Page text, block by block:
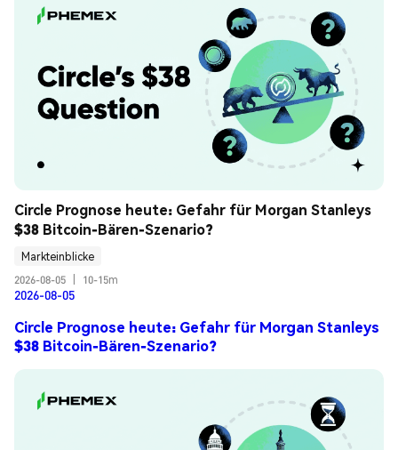
Circle Prognose heute: Gefahr für Morgan Stanleys
$38 Bitcoin-Bären-Szenario?
Markteinblicke
2026-08-05
10-15m
2026-08-05
Circle Prognose heute: Gefahr für Morgan Stanleys
$38 Bitcoin-Bären-Szenario?